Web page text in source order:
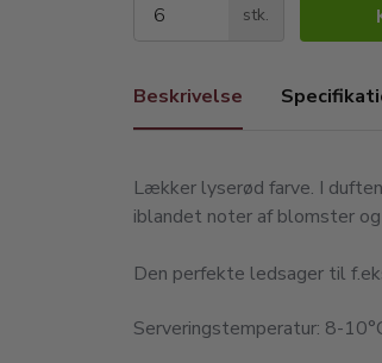
stk.
Beskrivelse
Lækker lyserød farve. I
iblandet noter af blomster
Den perfekte ledsager til
Serveringstemperatur: 8-